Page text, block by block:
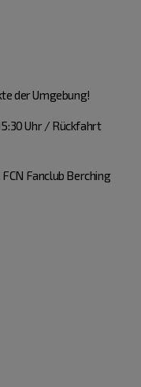
der Umgebung!
Uhr / Rückfahrt
Fanclub Berching